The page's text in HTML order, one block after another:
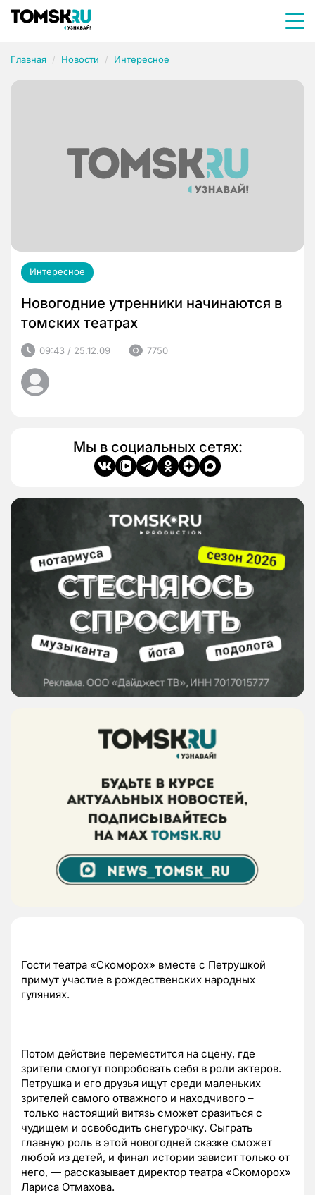
Главная Новости Интересное
Интересное
Новогодние утренники начинаются в
томских театрах
09:43 / 25.12.09 7750
Мы в социальных сетях:
Гости театра «Скоморох» вместе с Петрушкой
примут участие в рождественских народных
гуляниях.
Потом действие переместится на сцену, где
зрители смогут попробовать себя в роли актеров.
Петрушка и его друзья ищут среди маленьких
зрителей самого отважного и находчивого –
только настоящий витязь сможет сразиться с
чудищем и освободить снегурочку. Сыграть
главную роль в этой новогодней сказке сможет
любой из детей, и финал истории зависит только от
него, — рассказывает директор театра «Скоморох»
Лариса Отмахова.